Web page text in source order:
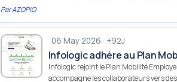
ParAZOPIO
06 May 2026 · +92J
Infologic adhère au Plan
Infologic rejoint le Plan Mobilité
accompagne les collaborateurs vers